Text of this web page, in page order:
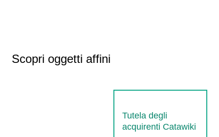
Scopri oggetti affini
Tutela degli
acquirenti Catawiki